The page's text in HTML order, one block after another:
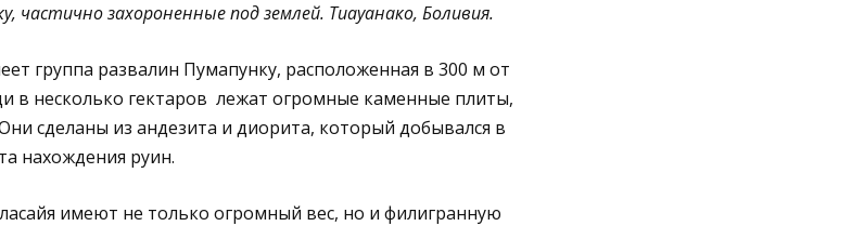
частично захороненные под землей. Тиауанако, Боливия.
группа развалин Пумапунку, расположенная в 300 м от
в несколько гектаров лежат огромные каменные плиты,
сделаны из андезита и диорита, который добывался в
нахождения руин.
имеют не только огромный вес, но и филигранную